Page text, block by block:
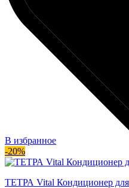
В избранное
-20%
ТЕТРА Vital Кондиционер